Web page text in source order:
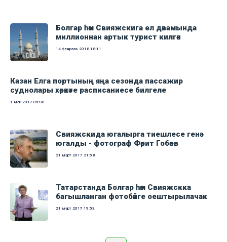
Болгар һәм Свияжскига ел дәвамында
миллионнан артык турист килгән
14 февраль 2018 18:11
Казан Елга портының яңа сезонда пассажир
суднолары хәрәкәте расписаниесе билгеле
1 май 2017 05:00
Свияжскида югалырга тиешлесе генә
югалды - фотограф Фәрит Гобәев
21 март 2017 21:58
Татарстанда Болгар һәм Свияжскка
багышланган фотобәйге оештырылачак
21 март 2017 19:53